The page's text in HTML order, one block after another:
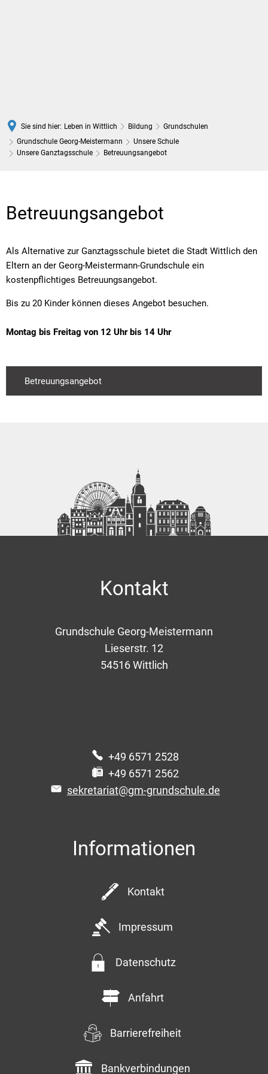
Sie sind hier: Leben in Wittlich Bildung
Grundschulen
Grundschule Georg-Meistermann
Unsere Schule
Unsere Ganztagsschule
Betreuungsangebot
Betreuungsangebot
Als Alternative zur Ganztagsschule bietet die Stadt Wittlich den
Eltern an der Georg-Meistermann-Grundschule ein
kostenpflichtiges Betreuungsangebot.
Bis zu 20 Kinder können dieses Angebot besuchen.
Montag bis Freitag von 12 Uhr bis 14 Uhr
Betreuungsangebot
Kontakt
Grundschule Georg-Meistermann
Lieserstr. 12
54516 Wittlich
+49 6571 2528
+49 6571 2562
sekretariat@gm-grundschule.de
Informationen
Kontakt
Impressum
Datenschutz
Anfahrt
Barrierefreiheit
Bankverbindungen